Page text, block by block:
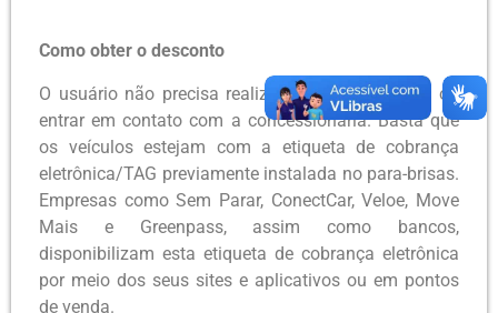
Como obter o desconto
O usuário não precisa realizar nenhum cadastro ou
entrar em contato com a concessionária. Basta que
os veículos estejam com a etiqueta de cobrança
eletrônica/TAG previamente instalada no para-brisas.
Empresas como Sem Parar, ConectCar, Veloe, Move
Mais e Greenpass, assim como bancos,
disponibilizam esta etiqueta de cobrança eletrônica
por meio dos seus sites e aplicativos ou em pontos
de venda.